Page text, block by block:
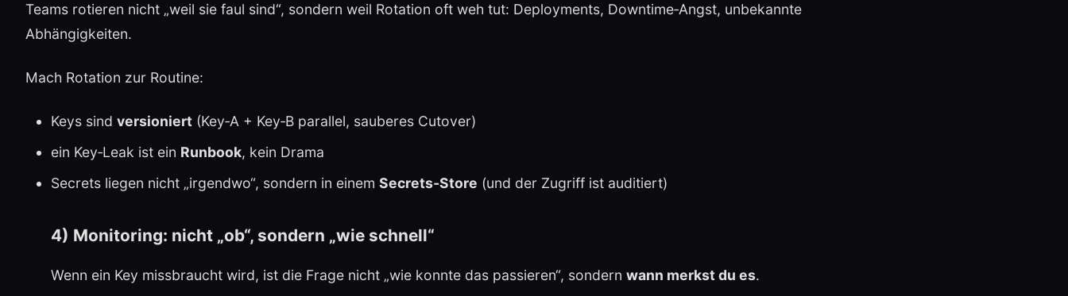
Teams rotieren nicht „weil sie faul sind“, sondern weil Rotation oft weh tut: Deployments, Downtime‑Angst, unbekannte
Abhängigkeiten.
Mach Rotation zur Routine:
Keys sind versioniert (Key‑A + Key‑B parallel, sauberes Cutover)
ein Key‑Leak ist ein Runbook, kein Drama
Secrets liegen nicht „irgendwo“, sondern in einem Secrets‑Store (und der Zugriff ist auditiert)
4) Monitoring: nicht „ob“, sondern „wie schnell“
Wenn ein Key missbraucht wird, ist die Frage nicht „wie konnte das passieren“, sondern wann merkst du es.